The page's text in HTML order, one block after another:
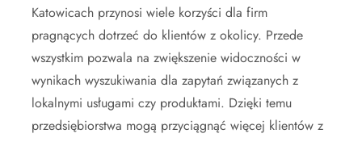
Katowicach przynosi wiele korzyści dla firm
pragnących dotrzeć do klientów z okolicy. Przede
wszystkim pozwala na zwiększenie widoczności w
wynikach wyszukiwania dla zapytań związanych z
lokalnymi usługami czy produktami. Dzięki temu
przedsiębiorstwa mogą przyciągnąć więcej klientów z